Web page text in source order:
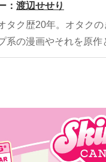
： 渡辺せせり
タク歴20年。オタク
系の漫画やそれを原作